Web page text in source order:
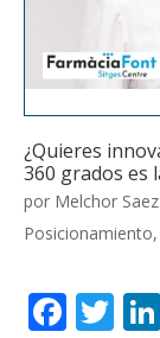
¿Quieres
360 grados es
por Melchor Saez
Posicionamiento,
F T